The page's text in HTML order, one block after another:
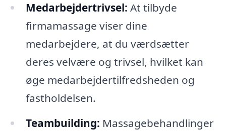
Medarbejdertrivsel: At tilbyde
firmamassage viser dine
medarbejdere, at du værdsætter
deres velvære og trivsel, hvilket kan
øge medarbejdertilfredsheden og
fastholdelsen.
Teambuilding: Massagebehandlinger